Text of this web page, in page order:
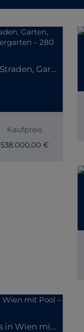
Großzügiges 9-Zi-Haus in Straden, Garten, Pool, Garagen und 40 m2 Wintergarten – 280 m² Wohnkomfort in Toplage
Kaufpreis
538.000,00 €
Exclusives Einfamilienhaus in Wien mit Pool – Ihr neues Zuhause!